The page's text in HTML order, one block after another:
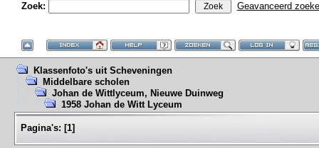
Zoek: Geavanceerd
Klassenfoto's uit Scheveningen
Middelbare scholen
Johan de Wittlyceum, Nieuwe Duinweg
1958 Johan de Witt Lyceum
Pagina's: [1]